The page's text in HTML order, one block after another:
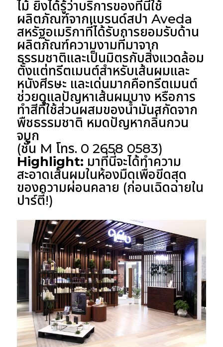
ไม้ ยิ่งได้รู้ว่าบริการของที่นี่ใช้
ผลิตภัณฑ์จากแบรนด์สปา Aveda
สหรัฐอเมริกาที่ได้รับการยอมรับด้าน
ผลิตภัณฑ์ความงามที่มาจาก
ธรรมชาติและเป็นมิตรกับสิ่งแวดล้อม
ตั้งแต่ทรีตเมนต์สำหรับเส้นผมและ
หนังศีรษะ และเด่นมากคือทรีตเมนต์
ช่วยดูแลปัญหาเส้นผมบาง หรือการ
ทำสีที่ใช้ส่วนผสมของน้ำมันสกัดจาก
พืชธรรมชาติ หมดปัญหากลิ่นกวน
จมูก
(ชั้น M โทร. 0 2658 0583)
Highlight: มาที่นี่จะได้ทำความ
สะอาดเส้นผมในห้องมืดเพื่อขีดสุด
ของความผ่อนคลาย (ก่อนเฉิดฉายใน
ปาร์ตี้!)